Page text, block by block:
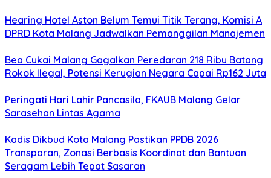
Hearing Hotel Aston Belum Temui Titik Terang, Komisi A
DPRD Kota Malang Jadwalkan Pemanggilan Manajemen
Bea Cukai Malang Gagalkan Peredaran 218 Ribu Batang
Rokok Ilegal, Potensi Kerugian Negara Capai Rp162 Juta
Peringati Hari Lahir Pancasila, FKAUB Malang Gelar
Sarasehan Lintas Agama
Kadis Dikbud Kota Malang Pastikan PPDB 2026
Transparan, Zonasi Berbasis Koordinat dan Bantuan
Seragam Lebih Tepat Sasaran